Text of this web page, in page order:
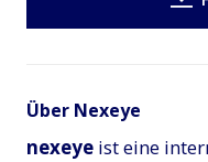
Über Nexeye
nexeye ist eine